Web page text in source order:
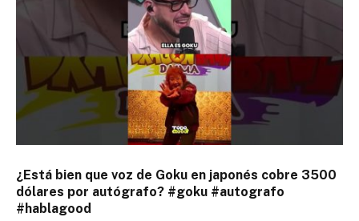
¿Está bien que voz de Goku en japonés cobre 3500
dólares por autógrafo? #goku #autografo
#hablagood